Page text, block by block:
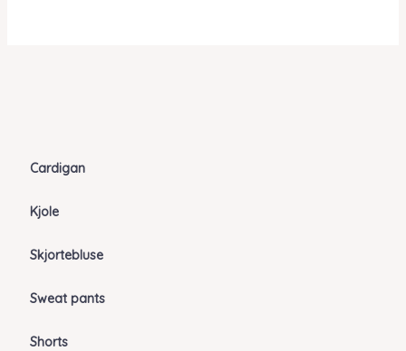
Cardigan
Kjole
Skjortebluse
Sweat pants
Shorts